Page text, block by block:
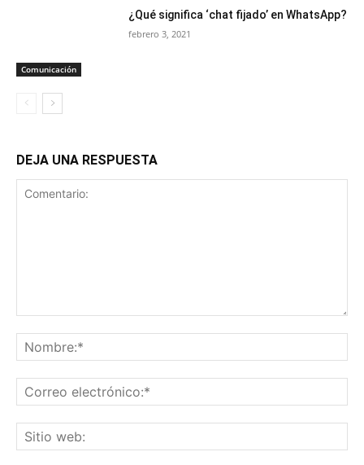
Comunicación
¿Qué significa ‘chat fijado’ en WhatsApp?
febrero 3, 2021
DEJA UNA RESPUESTA